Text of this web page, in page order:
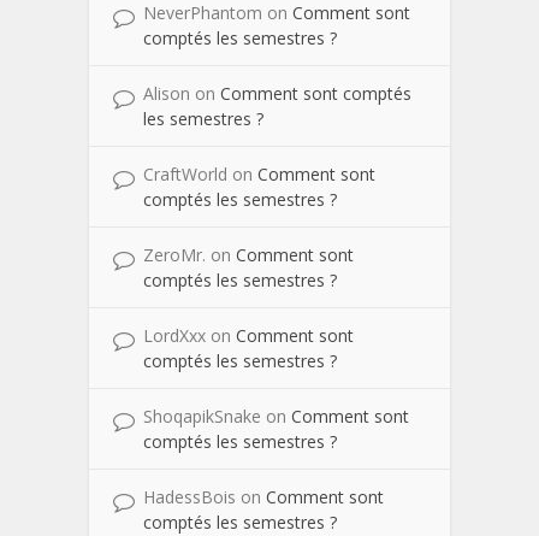
NeverPhantom on Comment sont
comptés les semestres ?
Alison on Comment sont comptés
les semestres ?
CraftWorld on Comment sont
comptés les semestres ?
ZeroMr. on Comment sont
comptés les semestres ?
LordXxx on Comment sont
comptés les semestres ?
ShoqapikSnake on Comment sont
comptés les semestres ?
HadessBois on Comment sont
comptés les semestres ?